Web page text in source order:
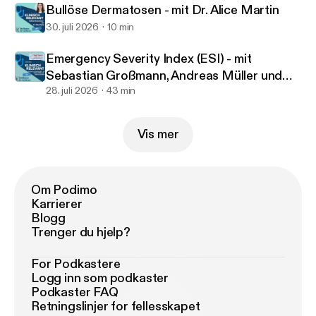
Dabei steht nicht die Funktionsverbesserung um
jeden Preis im Vordergrund, sondern die Frage: 👉
aktuellen Lebensphase wichtig? ALS als Beispiel für
palliative Logopädie Frühe Diagnostik und
Begleitung Am Beispiel der Amyotrophen
Winterholler die verschiedenen Aufgaben der
Ernährungsassessment * Beobachtung von
Atemfunktion und Belastbarkeit Oft zeigen sich
bereits früh: * Gewichtsverlust * Mangelernährung *
Defizite Ein wichtiger Gedanke der Folge: Palliative
Logopädie orientiert sich nicht primär an
Funktionsverlusten, sondern am gelebten Alltag.
Bullöse Dermatosen - mit Dr. Alice Martin
30. juli 2026 10 min
Emergency Severity Index (ESI) - mit
Sebastian Großmann, Andreas Müller und
Sebastian Großmann
28. juli 2026 43 min
Vis mer
Om Podimo
Karrierer
Blogg
Trenger du hjelp?
For Podkastere
Logg inn som podkaster
Podkaster FAQ
Retningslinjer for fellesskapet